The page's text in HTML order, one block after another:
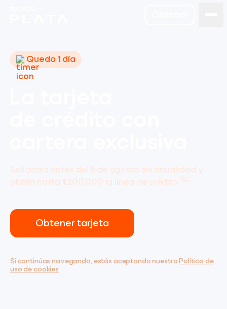
Queda 1 día
Solicítala antes del 8 de agosto sin anualidad y
obtén hasta $200,000 la línea de crédito
T&C
Obtener tarjeta
Si continúas navegando, estás aceptando nuestra Política de
uso de cookies